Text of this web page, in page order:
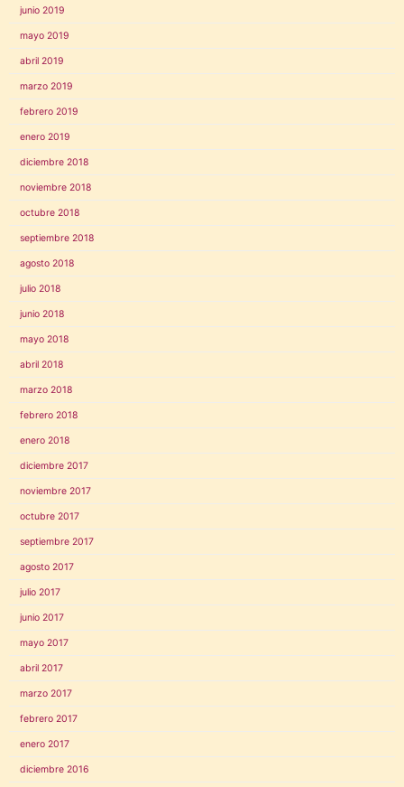
junio 2019
mayo 2019
abril 2019
marzo 2019
febrero 2019
enero 2019
diciembre 2018
noviembre 2018
octubre 2018
septiembre 2018
agosto 2018
julio 2018
junio 2018
mayo 2018
abril 2018
marzo 2018
febrero 2018
enero 2018
diciembre 2017
noviembre 2017
octubre 2017
septiembre 2017
agosto 2017
julio 2017
junio 2017
mayo 2017
abril 2017
marzo 2017
febrero 2017
enero 2017
diciembre 2016